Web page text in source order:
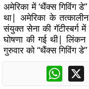
अमेरिका में ‘थैंक्स गिविंग
था| अमेरिका के
संयुक्त सेना की गॅटीस्बर्ग
घोषणा की गई थी|
गुरुवार को “थैंक्स गिविंग
X